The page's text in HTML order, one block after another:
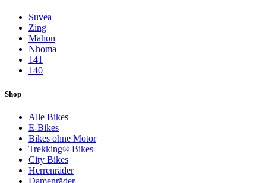
Suvea
Zing
Mahon
Nhoma
141
140
Shop
Alle Bikes
E-Bikes
Bikes ohne Motor
Trekking® Bikes
City Bikes
Herrenräder
Damenräder